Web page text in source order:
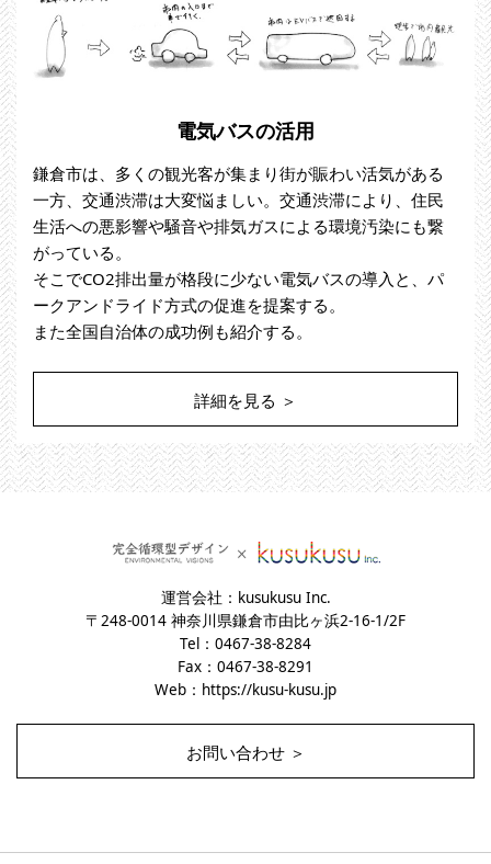
電気バスの活用
鎌倉市は、多くの観光客が集まり街が賑わい活気がある
一方、交通渋滞は大変悩ましい。交通渋滞により、住民
生活への悪影響や騒音や排気ガスによる環境汚染にも繋
がっている。
そこでCO2排出量が格段に少ない電気バスの導入と、パ
ークアンドライド方式の促進を提案する。
また全国自治体の成功例も紹介する。
詳細を見る ＞
運営会社：kusukusu Inc.
〒248-0014 神奈川県鎌倉市由比ヶ浜2-16-1/2F
Tel：0467-38-8284
Fax：0467-38-8291
Web： https://kusu-kusu.jp
お問い合わせ ＞